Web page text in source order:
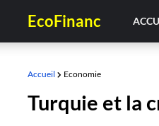
EcoFinanc
Accueil Economie
Turquie et la